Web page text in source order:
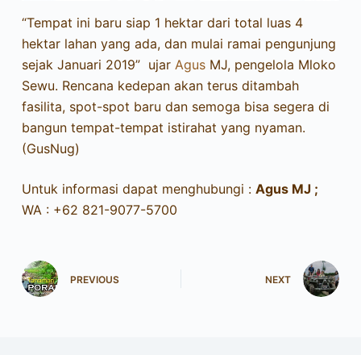
“Tempat ini baru siap 1 hektar dari total luas 4
hektar lahan yang ada, dan mulai ramai pengunjung
sejak Januari 2019” ujar AgusMJ, pengelola Mloko
Sewu. Rencana kedepan akan terus ditambah
fasilita, spot-spot baru dan semoga bisa segera di
bangun tempat-tempat istirahat yang nyaman.
(GusNug)
Untuk informasi dapat menghubungi : Agus MJ ;
WA : +62 821-9077-5700
PREVIOUS NEXT